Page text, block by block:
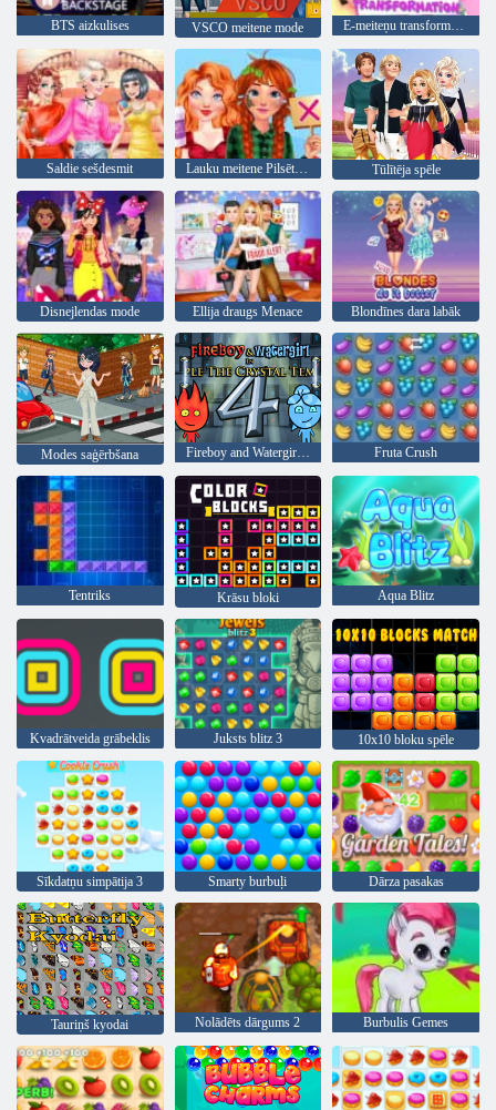
BTS aizkulises VSCO meitene mode E-meiteņu transformācija
Saldie sešdesmit Lauku meitene Pilsētas meitene Tūlītēja spēle
Disnejlendas mode Ellija draugs Menace Blondīnes dara labāk
Modes saģērbšana Fireboy and Watergirl 4: Kristāla templis Fruta Crush
Tentriks Krāsu bloki Aqua Blitz
Kvadrātveida grābeklis Juksts blitz 3 10x10 bloku spēle
Sīkdatņu simpātija 3 Smarty burbuļi Dārza pasakas
Tauriņš kyodai Nolādēts dārgums 2 Burbulis Gemes